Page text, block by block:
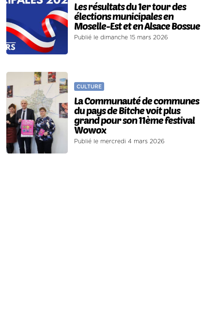
Les résultats du 1er tour des
élections municipales en
Moselle-Est et en Alsace Bossue
Publié le dimanche 15 mars 2026
CULTURE
La Communauté de communes
du pays de Bitche voit plus
grand pour son 11ème festival
Wowox
Publié le mercredi 4 mars 2026